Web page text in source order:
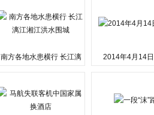
南方各地水患横行 长江漓
2014年4月14